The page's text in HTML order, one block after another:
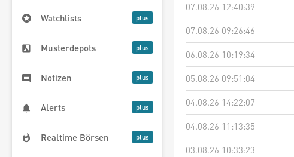
Watchlists
Musterdepots
Notizen
Alerts
Realtime Börsen
07.08.26 12:40:39
07.08.26 09:26:46
06.08.26 10:19:34
05.08.26 09:51:04
04.08.26 14:22:07
04.08.26 11:13:35
03.08.26 10:33:23